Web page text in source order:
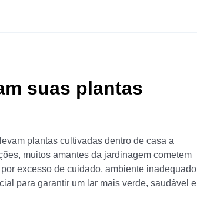
suas plantas
plantas cultivadas dentro de casa a
muitos amantes da jardinagem cometem
excesso de cuidado, ambiente inadequado
para garantir um lar mais verde, saudável e